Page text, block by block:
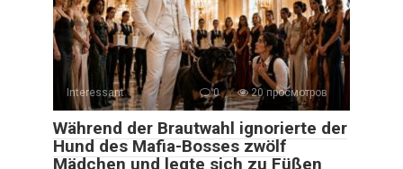
Interessant 0 20 просмотров
Während der Brautwahl ignorierte der
Hund des Mafia-Bosses zwölf
Mädchen und legte sich zu Füßen